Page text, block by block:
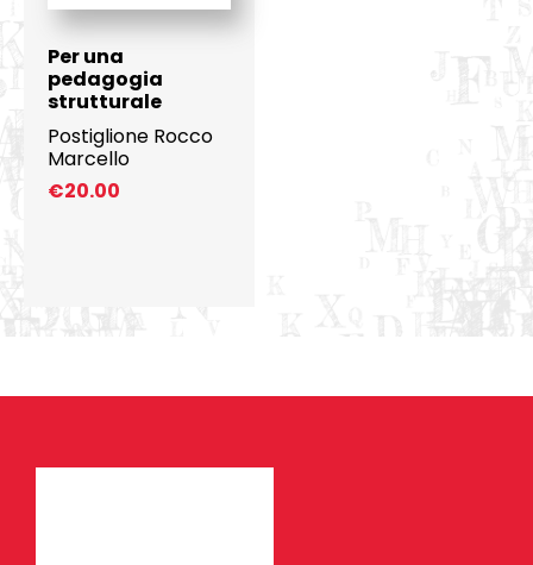
Per una
pedagogia
strutturale
Postiglione Rocco
Marcello
€20.00